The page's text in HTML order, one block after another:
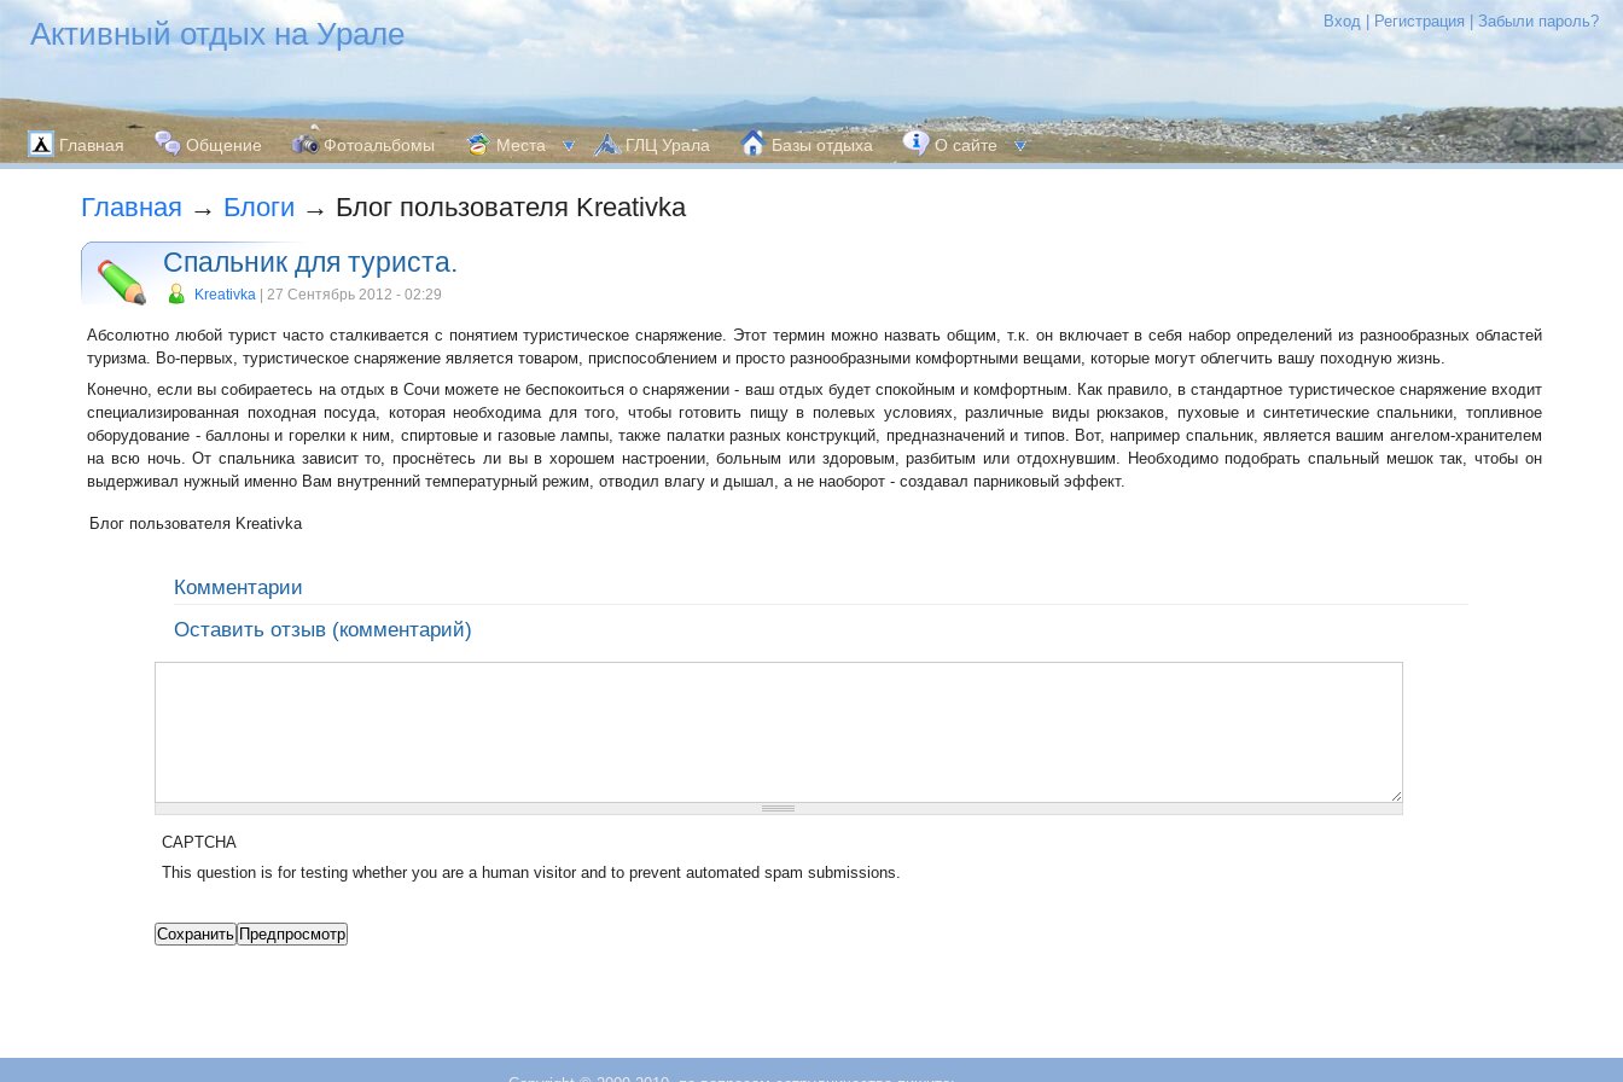
Активный отдых на Урале Вход Регистрация |Забыли пароль?
Главная Общение Фотоальбомы Места ГЛЦ Урала Базы отдыха О сайте
Главная → Блоги → Блог пользователя Kreativka
Спальник для туриста.
Kreativka | 27 Сентябрь 2012 - 02:29
Абсолютно любой турист часто сталкивается с понятием туристическое снаряжение. Этот термин можно назвать общим, т.к. он включает в себя набор определений из разнообразных областей
туризма. Во-первых, туристическое снаряжение является товаром, приспособлением и просто разнообразными комфортными вещами, которые могут облегчить вашу походную жизнь.
Конечно, если вы собираетесь на отдых в Сочи можете не беспокоиться о снаряжении - ваш отдых будет спокойным и комфортным. Как правило, в стандартное туристическое снаряжение входит
специализированная походная посуда, которая необходима для того, чтобы готовить пищу в полевых условиях, различные виды рюкзаков, пуховые и синтетические спальники, топливное
оборудование - баллоны и горелки к ним, спиртовые и газовые лампы, также палатки разных конструкций, предназначений и типов. Вот, например спальник, является вашим ангелом-хранителем
на всю ночь. От спальника зависит то, проснётесь ли вы в хорошем настроении, больным или здоровым, разбитым или отдохнувшим. Необходимо подобрать спальный мешок так, чтобы он
выдерживал нужный именно Вам внутренний температурный режим, отводил влагу и дышал, а не наоборот - создавал парниковый эффект.
Блог пользователя Kreativka
Комментарии
Оставить отзыв (комментарий)
CAPTCHA
This question is for testing whether you are a human visitor and to prevent automated spam submissions.